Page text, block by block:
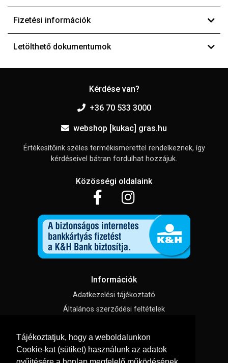
Tájékoztatjuk, hogy a weboldalunkon
Cookie-kat (sütiket) használunk az adatok
Fizetési információk
Letölthető dokumentumok
Kérdése van?
+36 70 533 3000
webshop [kukac] gras.hu
Értékesítőink széles termékismerettel rendelkeznek, így
kérdéseivel bátran fordulhat hozzájuk.
Közösségi oldalaink
Információk
Adatkezelési tájékoztató
Általános szerződési feltételek
Süti beállítások